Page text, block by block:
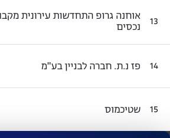
13
אוחנה גרופ התחדשות עירונית
נכסים
14 פז נ.ת. חברה לבניין בע"מ
15 שטיכמוס